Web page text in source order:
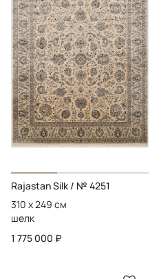
Rajastan Silk / № 4251
310 x 249 см
шелк
1 775 000 ₽